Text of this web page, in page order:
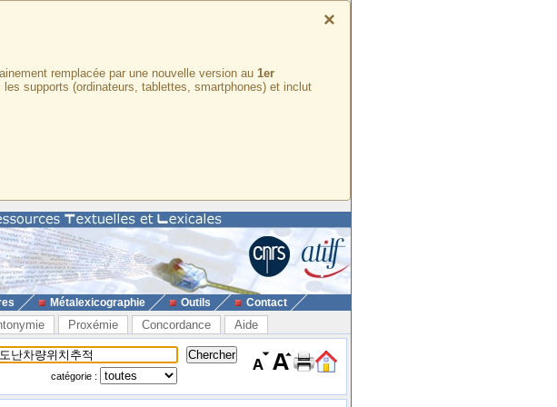
×
remplacée par une nouvelle version au 1er
supports (ordinateurs, tablettes, smartphones) et inclut
Métalexicographie Outils Contact
Proxémie Concordance Aide
catégorie :